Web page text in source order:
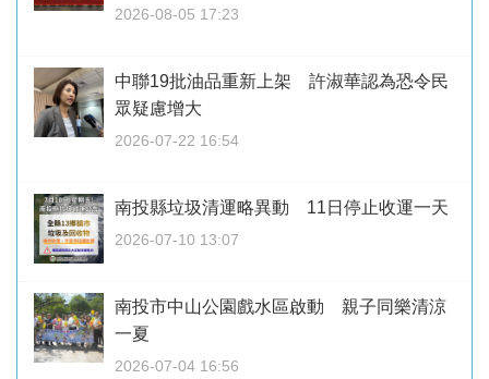
2026-08-05 17:23
中聯19批油品重新上架 許淑華認為恐令民
眾疑慮增大
2026-07-22 16:54
南投縣垃圾清運略異動 11日停止收運一天
2026-07-10 13:07
南投市中山公園戲水區啟動 親子同樂清涼
一夏
2026-07-04 16:56